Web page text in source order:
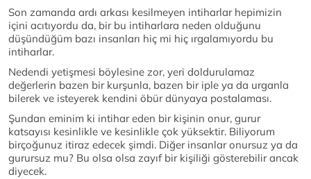
Son zamanda ardı arkası kesilmeyen intiharlar hepimizin
içini acıtıyordu da, bir bu intiharlara neden olduğunu
düşündüğüm bazı insanları hiç mi hiç ırgalamıyordu bu
intiharlar.
Nedendi yetişmesi böylesine zor, yeri doldurulamaz
değerlerin bazen bir kurşunla, bazen bir iple ya da urganla
bilerek ve isteyerek kendini öbür dünyaya postalaması.
Şundan eminim ki intihar eden bir kişinin onur, gurur
katsayısı kesinlikle ve kesinlikle çok yüksektir. Biliyorum
birçoğunuz itiraz edecek şimdi. Diğer insanlar onursuz ya da
gurursuz mu? Bu olsa olsa zayıf bir kişiliği gösterebilir ancak
diyecek.